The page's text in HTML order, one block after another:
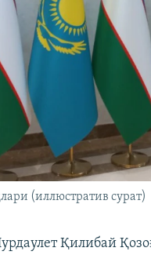
(иллюстратив сурат)
Қилибай